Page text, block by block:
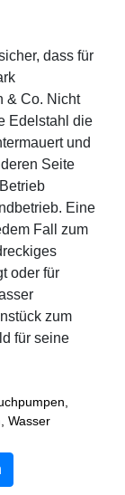
dass für
& Co. Nicht
Edelstahl die
und
Seite
Eine
Fall zum
oder für
zum
für seine
Wasser